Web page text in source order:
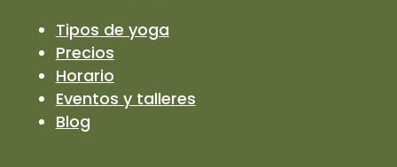
Tipos de yoga
Precios
Horario
Eventos y talleres
Blog